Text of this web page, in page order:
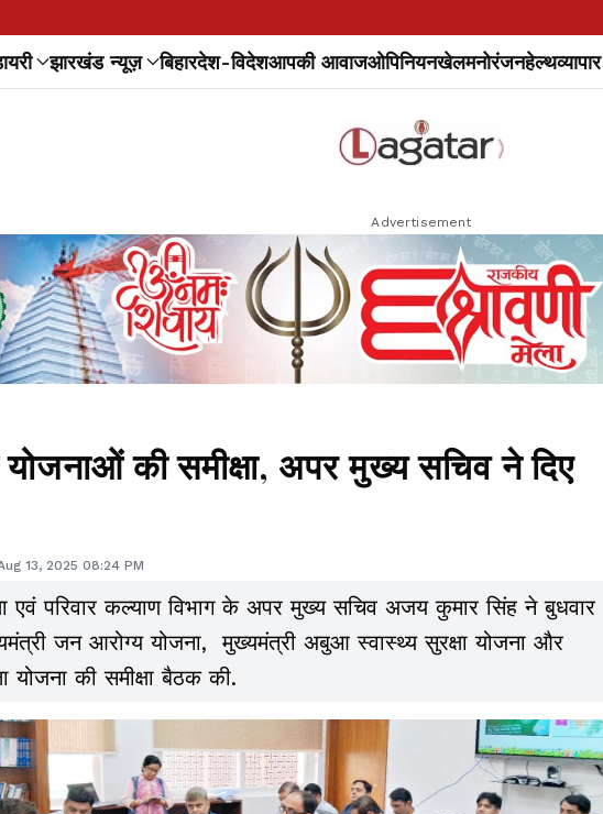
झारखंड न्यूज़ बिहारदेश-विदेशआपकी आवाजओपिनियनखेलमनोरंजनहेल्थव्यापार
Advertisement
की समीक्षा, अपर मुख्य सचिव ने दिए
13, 2025 08:24 PM
एवं परिवार कल्याण विभाग के अपर मुख्य सचिव अजय कुमार सिंह ने बुधवार
जन आरोग्य योजना, मुख्यमंत्री अबुआ स्वास्थ्य सुरक्षा योजना और
योजना की समीक्षा बैठक की.